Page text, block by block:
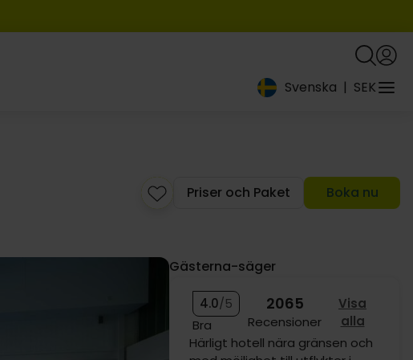
Svenska | SEK
Priser och Paket
Boka nu
Gästerna-säger
4.0/5
Bra
2065
Recensioner
Visa
alla
Fantastiskt hotell med vänliga
1249:-
1029:-